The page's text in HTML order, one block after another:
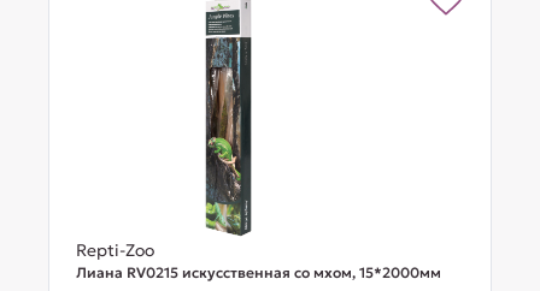
Repti-Zoo
Лиана RV0215 искусственная со мхом, 15*2000мм